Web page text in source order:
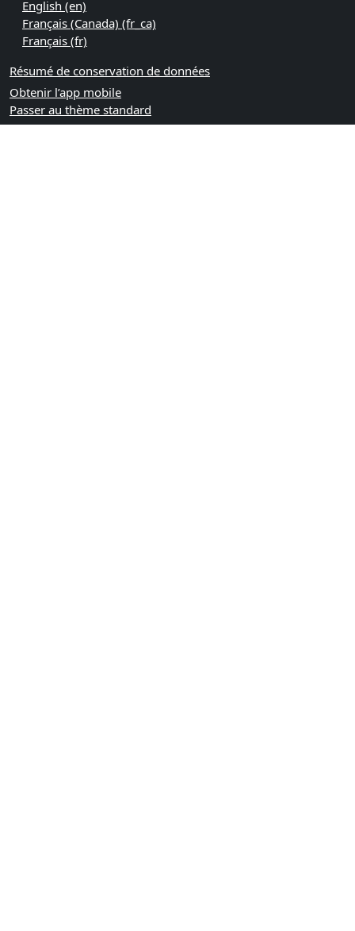
English ‎(en)‎
Français (Canada) ‎(fr_ca)‎
Français ‎(fr)‎
Résumé de conservation de données
Obtenir l’app mobile
Passer au thème standard